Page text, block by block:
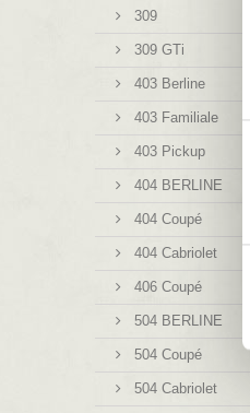
309
309 GTi
403 Berline
403 Familiale
403 Pickup
404 BERLINE
404 Coupé
404 Cabriolet
406 Coupé
504 BERLINE
504 Coupé
504 Cabriolet